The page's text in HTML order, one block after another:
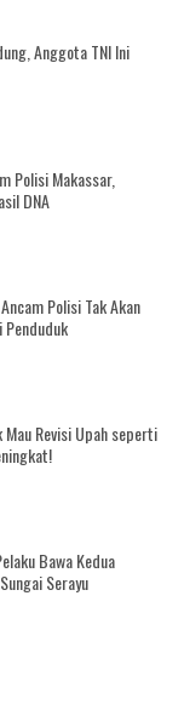
Anggota TNI Ini
Polisi Makassar,
DNA
Polisi Tak Akan
Mau Revisi Upah seperti
Bawa Kedua
Serayu